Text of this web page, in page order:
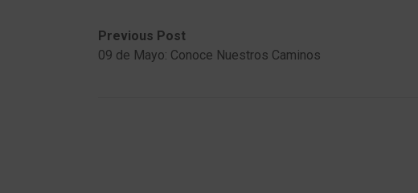
Previous Post
09 de Mayo: Conoce Nuestros Caminos